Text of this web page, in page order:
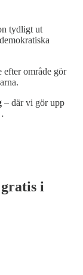
tydligt ut
efter område gör
– där vi gör upp
i